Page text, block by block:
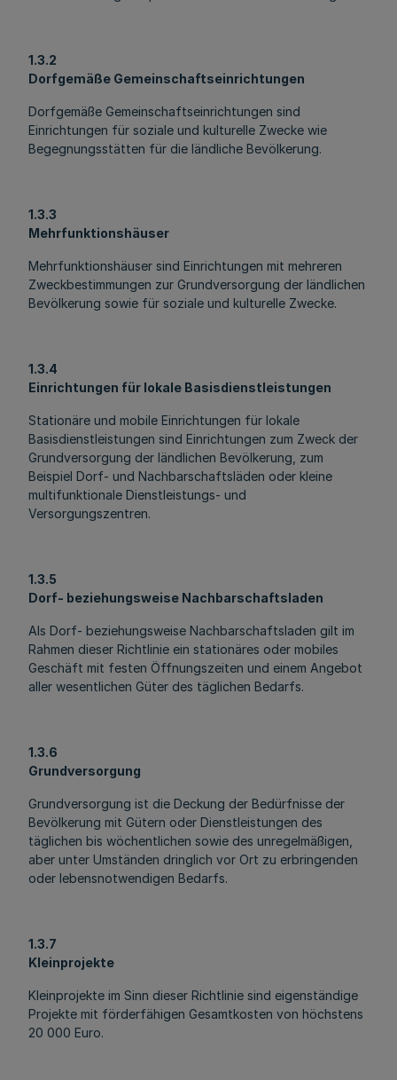
1.3.2
Dorfgemäße Gemeinschaftseinrichtungen
Dorfgemäße Gemeinschaftseinrichtungen sind
Einrichtungen für soziale und kulturelle Zwecke wie
Begegnungsstätten für die ländliche Bevölkerung.
1.3.3
Mehrfunktionshäuser
Mehrfunktionshäuser sind Einrichtungen mit mehreren
Zweckbestimmungen zur Grundversorgung der ländlichen
Bevölkerung sowie für soziale und kulturelle Zwecke.
1.3.4
Einrichtungen für lokale Basisdienstleistungen
Stationäre und mobile Einrichtungen für lokale
Basisdienstleistungen sind Einrichtungen zum Zweck der
Grundversorgung der ländlichen Bevölkerung, zum
Beispiel Dorf- und Nachbarschaftsläden oder kleine
multifunktionale Dienstleistungs- und
Versorgungszentren.
1.3.5
Dorf- beziehungsweise Nachbarschaftsladen
Als Dorf- beziehungsweise Nachbarschaftsladen gilt im
Rahmen dieser Richtlinie ein stationäres oder mobiles
Geschäft mit festen Öffnungszeiten und einem Angebot
aller wesentlichen Güter des täglichen Bedarfs.
1.3.6
Grundversorgung
Grundversorgung ist die Deckung der Bedürfnisse der
Bevölkerung mit Gütern oder Dienstleistungen des
täglichen bis wöchentlichen sowie des unregelmäßigen,
aber unter Umständen dringlich vor Ort zu erbringenden
oder lebensnotwendigen Bedarfs.
1.3.7
Kleinprojekte
Kleinprojekte im Sinn dieser Richtlinie sind eigenständige
Projekte mit förderfähigen Gesamtkosten von höchstens
20 000 Euro.